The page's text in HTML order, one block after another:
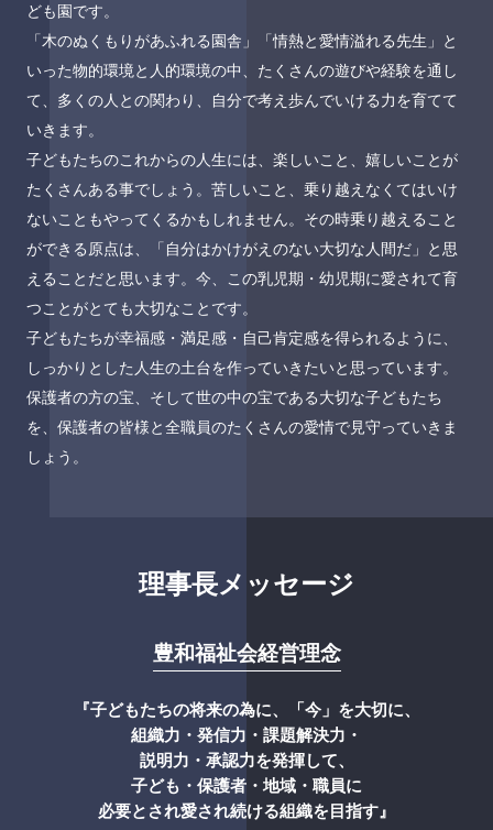
ども園です。
「木のぬくもりがあふれる園舎」「情熱と愛情溢れる先生」と
いった物的環境と人的環境の中、たくさんの遊びや経験を通し
て、多くの人との関わり、自分で考え歩んでいける力を育てて
いきます。
子どもたちのこれからの人生には、楽しいこと、嬉しいことが
たくさんある事でしょう。苦しいこと、乗り越えなくてはいけ
ないこともやってくるかもしれません。その時乗り越えること
ができる原点は、「自分はかけがえのない大切な人間だ」と思
えることだと思います。今、この乳児期・幼児期に愛されて育
つことがとても大切なことです。
子どもたちが幸福感・満足感・自己肯定感を得られるように、
しっかりとした人生の土台を作っていきたいと思っています。
保護者の方の宝、そして世の中の宝である大切な子どもたち
を、保護者の皆様と全職員のたくさんの愛情で見守っていきま
しょう。
理事長メッセージ
豊和福祉会経営理念
『子どもたちの将来の為に、「今」を大切に、
組織力・発信力・課題解決力・
説明力・承認力を発揮して、
子ども・保護者・地域・職員に
必要とされ愛され続ける組織を目指す』